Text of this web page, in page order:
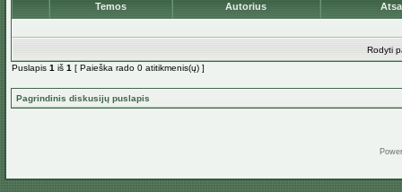
Temos Autorius
Rodyti
Puslapis 1 iš 1 [ Paieška rado 0 atitikmenis(ų) ]
Pagrindinis diskusijų puslapis